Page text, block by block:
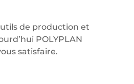
de production et
POLYPLAN
satisfaire.